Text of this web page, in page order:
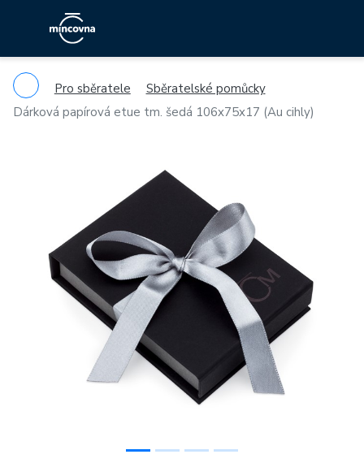
Pro sběratele
Sběratelské pomůcky
Dárková papírová etue tm. šedá 106x75x17 (Au cihly)